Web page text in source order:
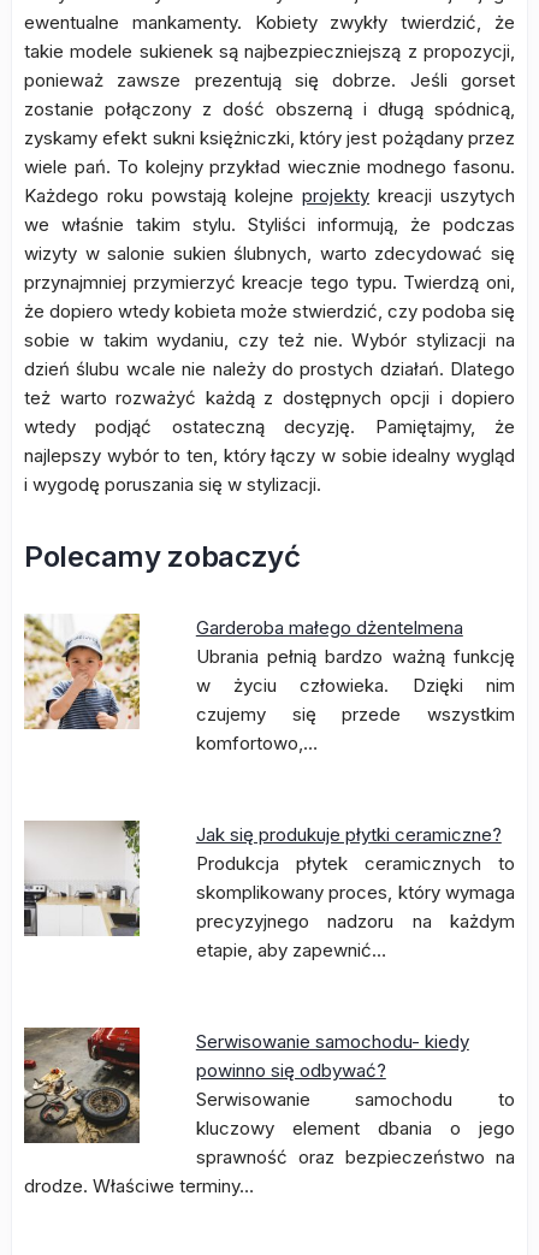
ewentualne mankamenty. Kobiety zwykły twierdzić, że
takie modele sukienek są najbezpieczniejszą z propozycji,
ponieważ zawsze prezentują się dobrze. Jeśli gorset
zostanie połączony z dość obszerną i długą spódnicą,
zyskamy efekt sukni księżniczki, który jest pożądany przez
wiele pań. To kolejny przykład wiecznie modnego fasonu.
Każdego roku powstają kolejne projekty kreacji uszytych
we właśnie takim stylu. Styliści informują, że podczas
wizyty w salonie sukien ślubnych, warto zdecydować się
przynajmniej przymierzyć kreacje tego typu. Twierdzą oni,
że dopiero wtedy kobieta może stwierdzić, czy podoba się
sobie w takim wydaniu, czy też nie. Wybór stylizacji na
dzień ślubu wcale nie należy do prostych działań. Dlatego
też warto rozważyć każdą z dostępnych opcji i dopiero
wtedy podjąć ostateczną decyzję. Pamiętajmy, że
najlepszy wybór to ten, który łączy w sobie idealny wygląd
i wygodę poruszania się w stylizacji.
Polecamy zobaczyć
Garderoba małego dżentelmena
Ubrania pełnią bardzo ważną funkcję
w życiu człowieka. Dzięki nim
czujemy się przede wszystkim
komfortowo,…
Jak się produkuje płytki ceramiczne?
Produkcja płytek ceramicznych to
skomplikowany proces, który wymaga
precyzyjnego nadzoru na każdym
etapie, aby zapewnić…
Serwisowanie samochodu- kiedy
powinno się odbywać?
Serwisowanie samochodu to
kluczowy element dbania o jego
sprawność oraz bezpieczeństwo na
drodze. Właściwe terminy…